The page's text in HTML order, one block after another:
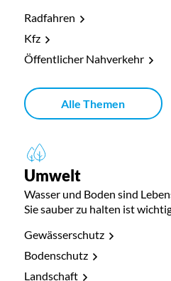
Radfahren
Kfz
Öffentlicher Nahverkehr
Alle Themen
Umwelt
Wasser und Boden sind
Sie sauber zu halten ist
Gewässerschutz
Bodenschutz
Landschaft